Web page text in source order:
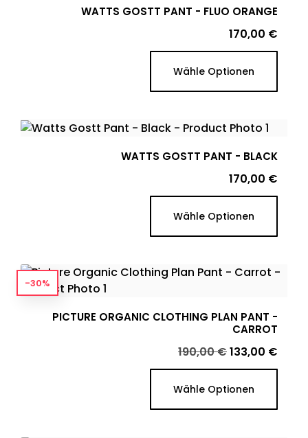
WATTS GOSTT PANT - FLUO ORANGE
Preis
170,00 €
Wähle Optionen
WATTS GOSTT PANT - BLACK
Preis
170,00 €
Wähle Optionen
PICTURE ORGANIC CLOTHING PLAN PANT -
CARROT
Verkaufspreis
190,00 €Preis
133,00 €
Wähle Optionen
-30%